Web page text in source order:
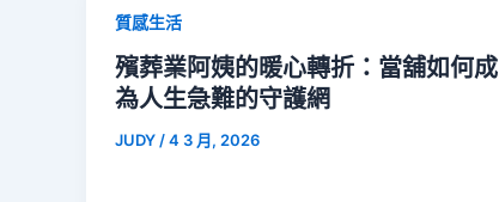
質感生活
殯葬業阿姨的暖心轉折：當舖如何成
為人生急難的守護網
JUDY /4 3 月, 2026